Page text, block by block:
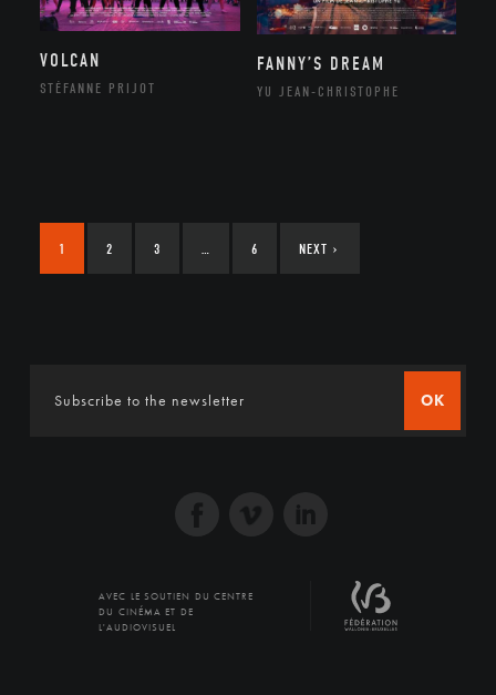
VOLCAN
STÉFANNE PRIJOT
FANNY’S DREAM
YU JEAN-CHRISTOPHE
1 2 3 6 NEXT ›
OK
AVEC LE SOUTIEN DU CENTRE
DU CINÉMA ET DE
L'AUDIOVISUEL